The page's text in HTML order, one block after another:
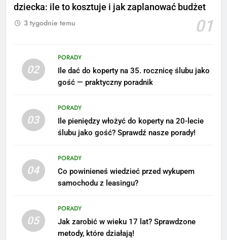
dziecka: ile to kosztuje i jak zaplanować budżet
01
3 tygodnie temu
02
PORADY
Ile dać do koperty na 35. rocznicę ślubu jako
gość — praktyczny poradnik
03
PORADY
Ile pieniędzy włożyć do koperty na 20-lecie
ślubu jako gość? Sprawdź nasze porady!
04
PORADY
Co powinieneś wiedzieć przed wykupem
samochodu z leasingu?
05
PORADY
Jak zarobić w wieku 17 lat? Sprawdzone
metody, które działają!
stanowisku
ZAROBKI
Akcje charytatywne w szkole:
pomysły i przykłady, które